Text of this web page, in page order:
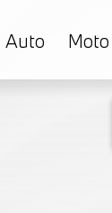
Auto Moto